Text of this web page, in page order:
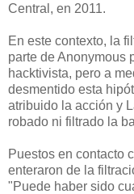
Central, en 2011.
En este contexto, la
parte de Anonymous
hacktivista, pero a
desmentido esta
atribuido la acción y
robado ni filtrado la
Puestos en contacto
enteraron de la
"Puede haber sido